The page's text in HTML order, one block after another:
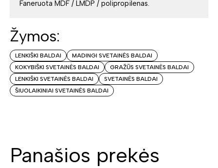
Faneruota MDF / LMDP / polipropilenas.
Žymos:
LENKIŠKI BALDAI
MADINGI SVETAINĖS BALDAI
KOKYBIŠKI SVETAINĖS BALDAI
GRAŽŪS SVETAINĖS BALDAI
LENKIŠKI SVETAINĖS BALDAI
SVETAINĖS BALDAI
ŠIUOLAIKINIAI SVETAINĖS BALDAI
Panašios prekės